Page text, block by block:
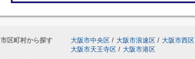
市区町村から探す 大阪市中央区 / 大阪市浪速区 / 大阪市西区
大阪市天王寺区 / 大阪市港区